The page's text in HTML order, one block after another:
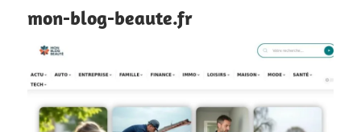
mon-blog-beaute.fr